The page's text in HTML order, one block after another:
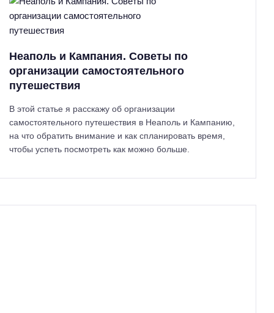
Неаполь и Кампания. Советы по
организации самостоятельного
путешествия
В этой статье я расскажу об организации
самостоятельного путешествия в Неаполь и Кампанию,
на что обратить внимание и как спланировать время,
чтобы успеть посмотреть как можно больше.